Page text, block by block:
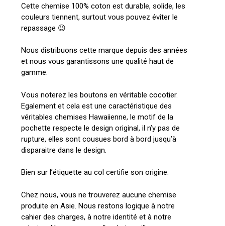
Cette chemise 100% coton est durable, solide, les
couleurs tiennent, surtout vous pouvez éviter le
repassage 😉
Nous distribuons cette marque depuis des années
et nous vous garantissons une qualité haut de
gamme.
Vous noterez les boutons en véritable cocotier.
Egalement et cela est une caractéristique des
véritables chemises Hawaiienne, le motif de la
pochette respecte le design original, il n’y pas de
rupture, elles sont cousues bord à bord jusqu’à
disparaitre dans le design.
Bien sur l’étiquette au col certifie son origine.
Chez nous, vous ne trouverez aucune chemise
produite en Asie. Nous restons logique à notre
cahier des charges, à notre identité et à notre